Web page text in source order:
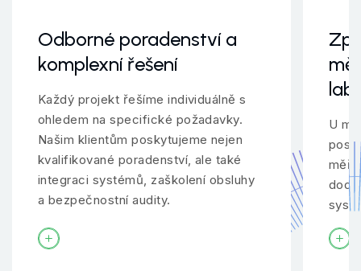
Odborné poradenství a
komplexní řešení
Každý projekt řešíme individuálně s
ohledem na specifické požadavky.
Našim klientům poskytujeme nejen
kvalifikované poradenství, ale také
integraci systémů, zaškolení obsluhy
a bezpečnostní audity.
U